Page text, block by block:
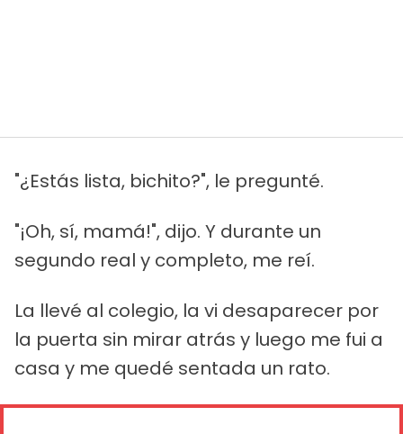
"¿Estás lista, bichito?", le pregunté.
"¡Oh, sí, mamá!", dijo. Y durante un
segundo real y completo, me reí.
La llevé al colegio, la vi desaparecer por
la puerta sin mirar atrás y luego me fui a
casa y me quedé sentada un rato.